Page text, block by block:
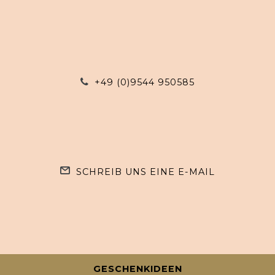
+49 (0)9544 950585
SCHREIB UNS EINE E-MAIL
GESCHENKIDEEN